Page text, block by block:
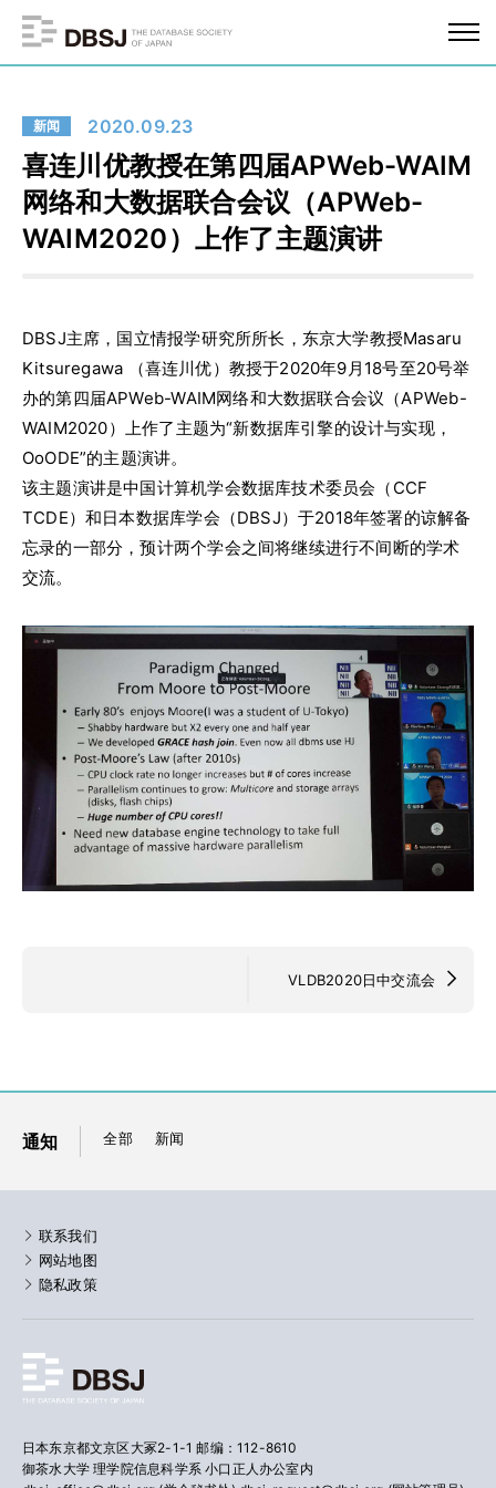
新闻 2020.09.23
喜连川优教授在第四届APWeb-WAIM
网络和大数据联合会议（APWeb-
WAIM2020）上作了主题演讲
DBSJ主席，国立情报学研究所所长，东京大学教授Masaru
Kitsuregawa （喜连川优）教授于2020年9月18号至20号举
办的第四届APWeb-WAIM网络和大数据联合会议（APWeb-
WAIM2020）上作了主题为“新数据库引擎的设计与实现，
OoODE”的主题演讲。
该主题演讲是中国计算机学会数据库技术委员会（CCF
TCDE）和日本数据库学会（DBSJ）于2018年签署的谅解备
忘录的一部分，预计两个学会之间将继续进行不间断的学术
交流。
VLDB2020日中交流会
通知 全部 新闻
联系我们
网站地图
隐私政策
日本东京都文京区大冢2-1-1 邮编：112-8610
御茶水大学 理学院信息科学系 小口正人办公室内